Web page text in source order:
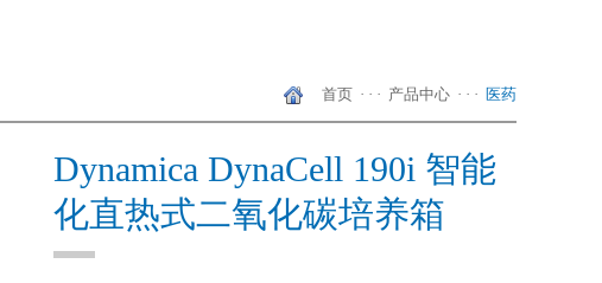
首页 · · · 产品中心 · · · 医药
Dynamica DynaCell 190i 智能
化直热式二氧化碳培养箱